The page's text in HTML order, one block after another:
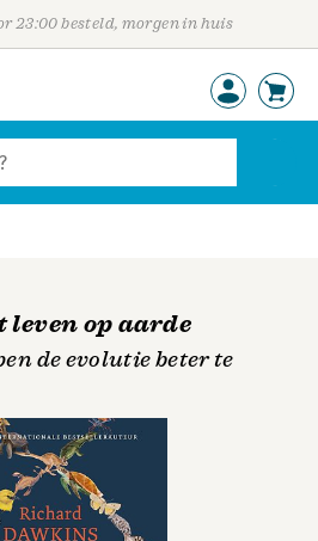
23:00 besteld, morgen in huis
leven op aarde
de evolutie beter te